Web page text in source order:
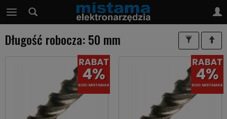
Długość robocza: 50 mm